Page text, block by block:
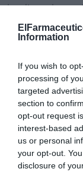
Information
If you wish to
processing of
targeted
section to
opt-out request
interest-based
us or personal
your opt-out.
disclosure of
les digo a los
sector lo ha
Desde
hacia
AñadirEl
de
Mantente